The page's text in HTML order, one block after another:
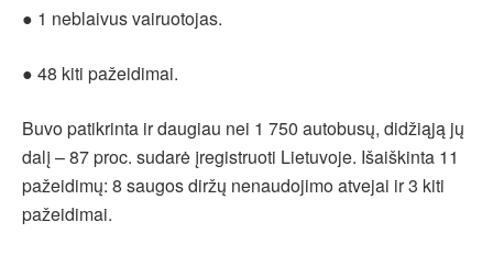
● 1 neblaivus vairuotojas.
● 48 kiti pažeidimai.
Buvo patikrinta ir daugiau nei 1 750 autobusų, didžiąją jų
dalį – 87 proc. sudarė įregistruoti Lietuvoje. Išaiškinta 11
pažeidimų: 8 saugos diržų nenaudojimo atvejai ir 3 kiti
pažeidimai.